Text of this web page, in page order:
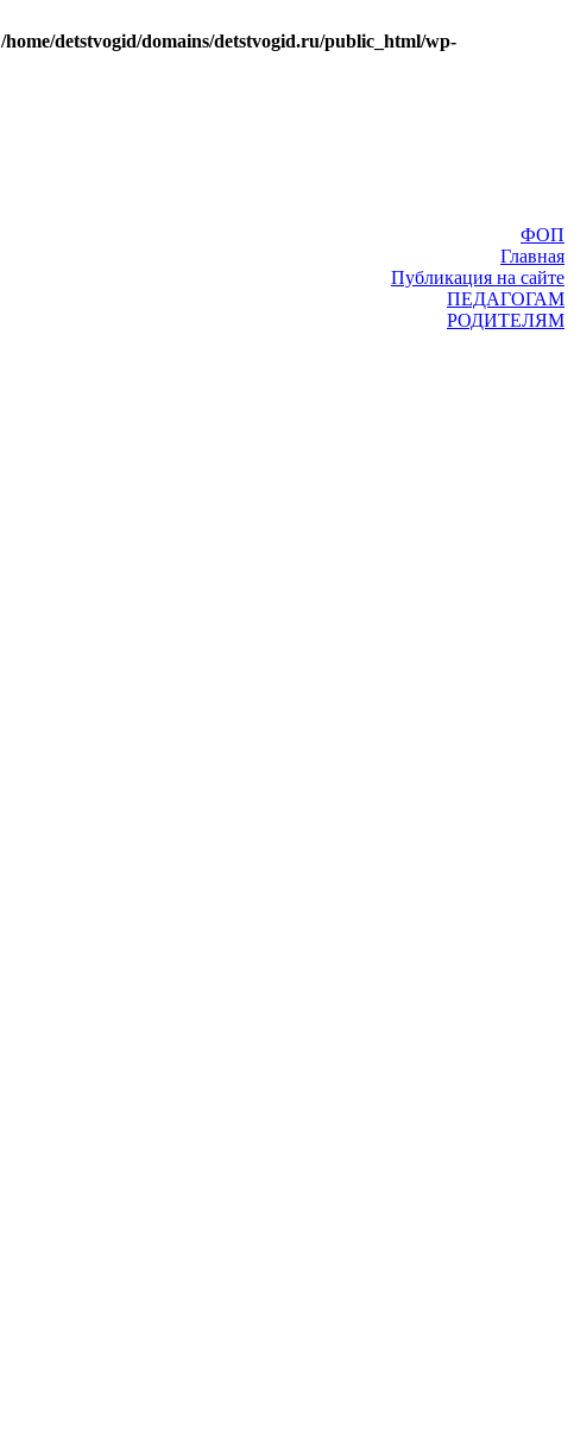
/home/detstvogid/domains/detstvogid.ru/public_html/wp-
ФОП
Главная
Публикация на сайте
ПЕДАГОГАМ
РОДИТЕЛЯМ